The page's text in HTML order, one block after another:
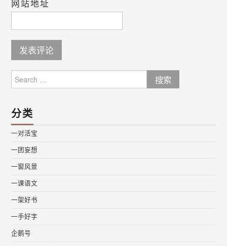
网站地址
for:
分类
一对活宝
一团妄想
一窗风景
一课语文
一架好书
一手好字
企鹅号